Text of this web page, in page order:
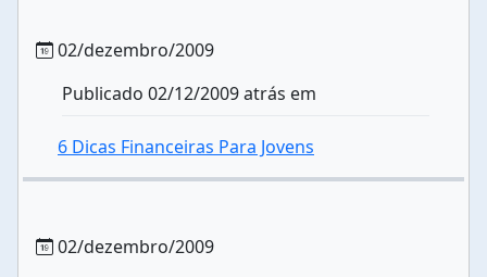
02/dezembro/2009
Publicado 02/12/2009 atrás em
6 Dicas Financeiras Para Jovens
02/dezembro/2009